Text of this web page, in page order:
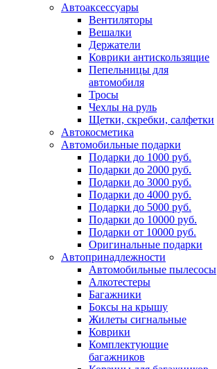
Автоаксессуары
Вентиляторы
Вешалки
Держатели
Коврики антискользящие
Пепельницы для
автомобиля
Тросы
Чехлы на руль
Щетки, скребки, салфетки
Автокосметика
Автомобильные подарки
Подарки до 1000 руб.
Подарки до 2000 руб.
Подарки до 3000 руб.
Подарки до 4000 руб.
Подарки до 5000 руб.
Подарки до 10000 руб.
Подарки от 10000 руб.
Оригинальные подарки
Автопринадлежности
Автомобильные пылесосы
Алкотестеры
Багажники
Боксы на крышу
Жилеты сигнальные
Коврики
Комплектующие
багажников